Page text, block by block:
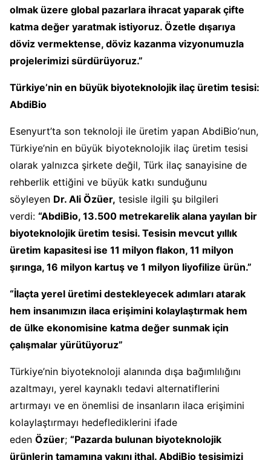
olmak üzere global pazarlara ihracat yaparak çifte
katma değer yaratmak istiyoruz. Özetle dışarıya
döviz vermektense, döviz kazanma vizyonumuzla
projelerimizi sürdürüyoruz.”
Türkiye’nin en büyük biyoteknolojik ilaç üretim tesisi:
AbdiBio
Esenyurt’ta son teknoloji ile üretim yapan AbdiBio’nun,
Türkiye’nin en büyük biyoteknolojik ilaç üretim tesisi
olarak yalnızca şirkete değil, Türk ilaç sanayisine de
rehberlik ettiğini ve büyük katkı sunduğunu
söyleyen Dr. Ali Özüer, tesisle ilgili şu bilgileri
verdi: “AbdiBio, 13.500 metrekarelik alana yayılan bir
biyoteknolojik üretim tesisi. Tesisin mevcut yıllık
üretim kapasitesi ise 11 milyon flakon, 11 milyon
şırınga, 16 milyon kartuş ve 1 milyon liyofilize ürün.”
“İlaçta yerel üretimi destekleyecek adımları atarak
hem insanımızın ilaca erişimini kolaylaştırmak hem
de ülke ekonomisine katma değer sunmak için
çalışmalar yürütüyoruz”
Türkiye’nin biyoteknoloji alanında dışa bağımlılığını
azaltmayı, yerel kaynaklı tedavi alternatiflerini
artırmayı ve en önemlisi de insanların ilaca erişimini
kolaylaştırmayı hedeflediklerini ifade
eden Özüer; “Pazarda bulunan biyoteknolojik
ürünlerin tamamına yakını ithal. AbdiBio tesisimizi